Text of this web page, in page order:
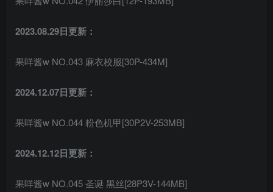
2023.08.29日更新：
果咩酱w NO.043 麻衣校服[30P-434M]
2024.12.07日更新：
果咩酱w NO.044 粉色机甲[30P2V-253MB]
2024.12.12日更新：
果咩酱w NO.045 圣诞 黑丝[28P3V-144MB]